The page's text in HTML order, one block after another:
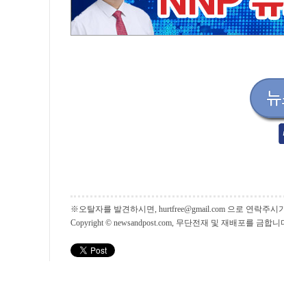
※오탈자를 발견하시면, hurtfree@gmail.com 으로 연락주
Copyright © newsandpost.com, 무단전재 및 재배포를 금합